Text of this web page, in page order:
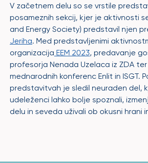
V začetnem delu so se vrstile
posameznih sekcij, kjer je aktivnosti
and Energy Society) predstavil njen
Jeriha. Med predstavljenimi
organizacija EEM 2023, predavanje
profesorja Nenada Uzelaca iz ZDA ter
mednarodnih konferenc Enlit in ISGT.
predstavitvah je sledil neuraden del,
udeleženci lahko bolje spoznali,
delu in seveda uživali ob okusni hrani